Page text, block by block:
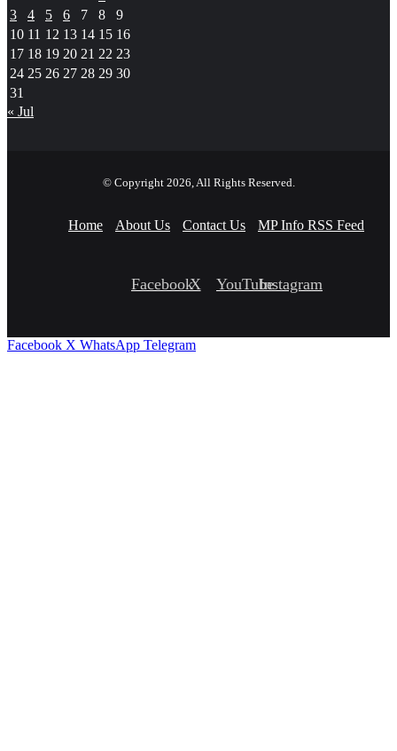
3
4 5 6 7 8
9
10 11 12 13 14 15 16
17 18 19 20 21 22 23
24 25 26 27 28 29 30
31
« Jul
© Copyright 2026, All Rights Reserved.
Home About Us Contact Us MP Info RSS Feed
FacebookX YouTubeInstagram
Facebook X WhatsApp Telegram